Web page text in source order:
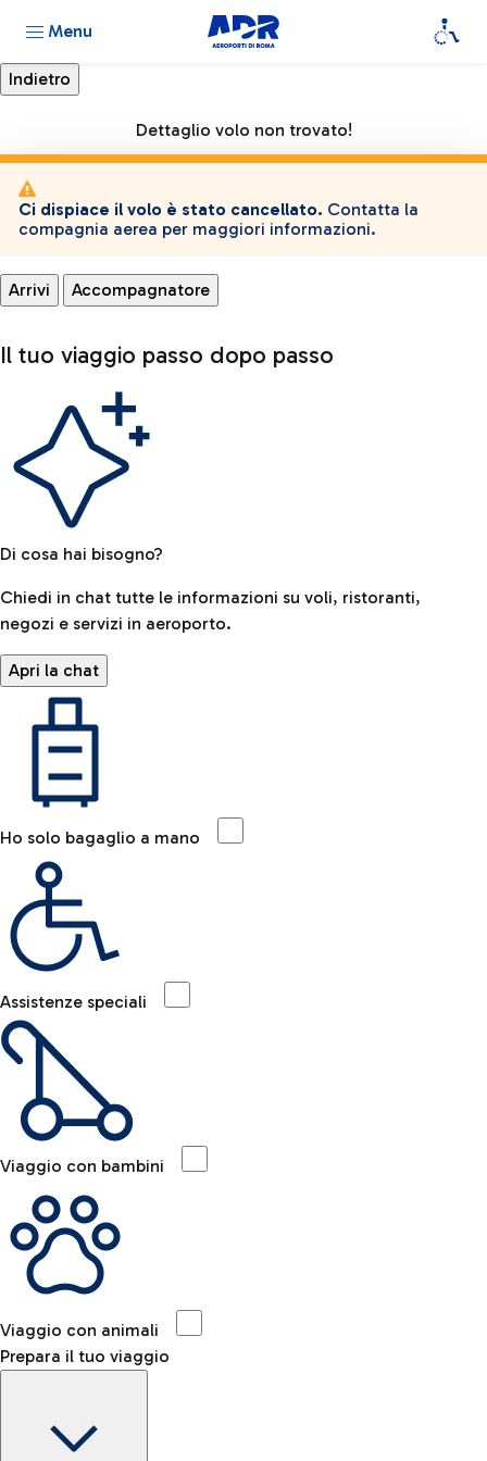
Menu
Dettaglio volo non trovato!
Ci dispiace il volo è stato cancellato. Contatta la
compagnia aerea per maggiori informazioni.
Arrivi Accompagnatore
Il tuo viaggio passo dopo passo
Di cosa hai bisogno?
Chiedi in chat tutte le informazioni su voli, ristoranti,
negozi e servizi in aeroporto.
Apri la chat
Ho solo bagaglio a mano
Assistenze speciali
Viaggio con bambini
Viaggio con animali
Prepara il tuo viaggio